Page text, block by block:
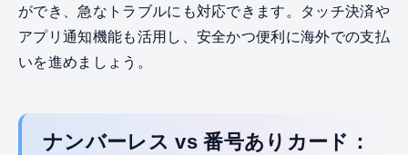
ができ、急なトラブルにも対応できます。タッチ決済や
アプリ通知機能も活用し、安全かつ便利に海外での支払
いを進めましょう。
ナンバーレス vs 番号ありカード：